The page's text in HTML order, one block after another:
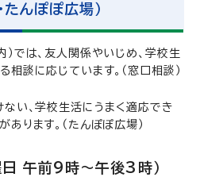
んぽぽ広場）
では、友人関係やいじめ、学校生
談に応じています。（窓口相談）
ない、学校生活にうまく適応でき
ります。（たんぽぽ広場）
日 午前9時～午後3時）